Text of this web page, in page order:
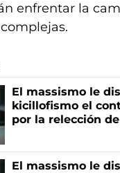
enfrentar la
El massismo le
kicillofismo el
por la relección
El massismo le